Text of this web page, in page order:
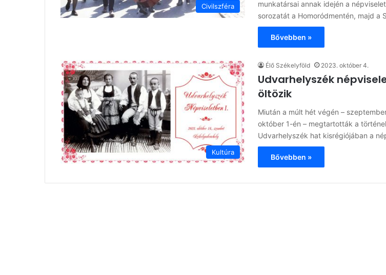
Civilszféra
munkatársai annak idején a
sorozatát a Homoródmentén, majd a
Bővebben »
Kultúra
Élő Székelyföld 2023. október 4.
Udvarhelyszék
öltözik
Miután a múlt hét végén –
október 1-én – megtartották a
Udvarhelyszék hat kisrégiójában a
Bővebben »